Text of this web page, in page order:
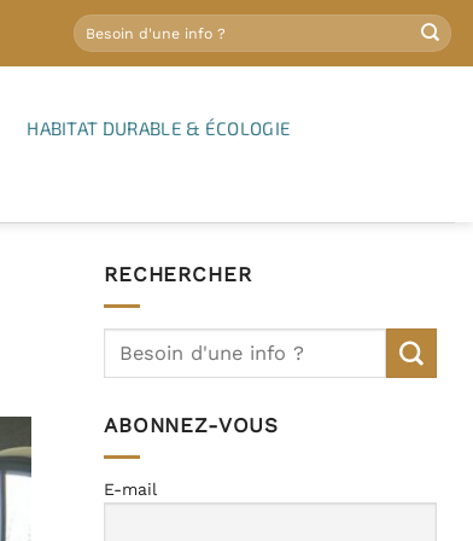
HABITAT DURABLE & ÉCOLOGIE
RECHERCHER
ABONNEZ-VOUS
E-mail